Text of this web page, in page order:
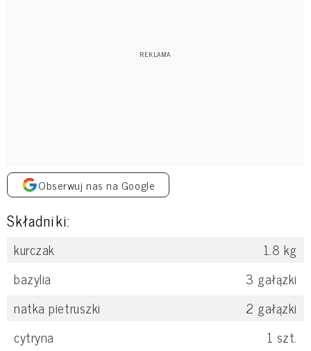
Obserwuj nas na Google
Składniki:
kurczak 1.8 kg
bazylia
3 gałązki
natka pietruszki
2 gałązki
cytryna
1 szt.